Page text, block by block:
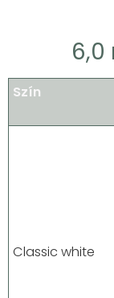
Szín
Classic white